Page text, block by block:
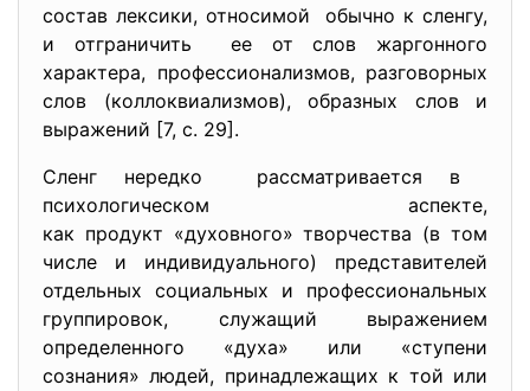
состав лексики, относимой обычно к сленгу,
и отграничить ее от слов жаргонного
характера, профессионализмов, разговорных
слов (коллоквиализмов), образных слов и
выражений [7, с. 29].
Сленг нередко рассматривается в
психологическом аспекте,
как продукт «духовного» творчества (в том
числе и индивидуального) представителей
отдельных социальных и профессиональных
группировок, служащий выражением
определенного «духа» или «ступени
сознания» людей, принадлежащих к той или